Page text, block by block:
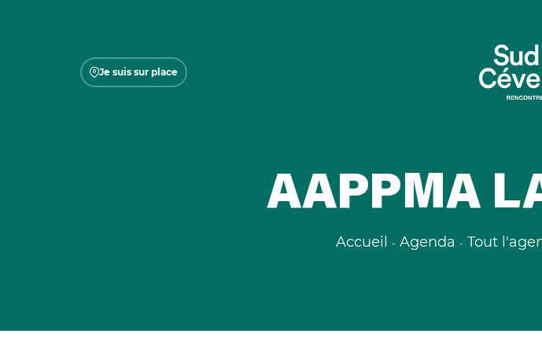
Je suis sur place
AAPPMA
Accueil Agenda Tout